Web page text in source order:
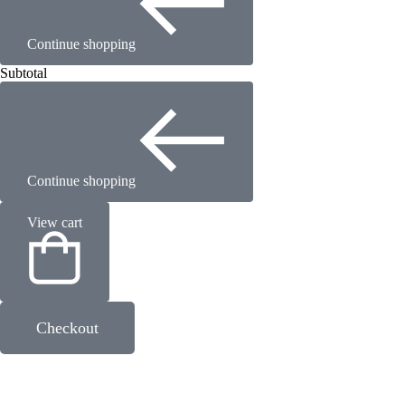
Continue shopping
Subtotal
Continue shopping
View cart
Checkout